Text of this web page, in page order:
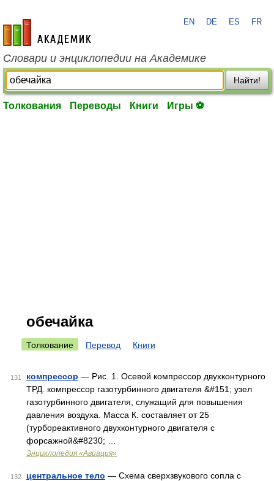
academic.ru
EN DE ES FR
Словари и энциклопедии на Академике
Найти!
Толкования Переводы Книги Игры ⚽
обечайка
Толкование Перевод Книги
131 компрессор — Рис. 1. Осевой компрессор двухконтурного
ТРД. компрессор газотурбинного двигателя &#151; узел
газотурбинного двигателя, служащий для повышения
давления воздуха. Масса К. составляет от 25
(турбореактивного двухконтурного двигателя с
форсажной&#8230; …
Энциклопедия «Авиация»
132 центральное тело — Схема сверхзвукового сопла с